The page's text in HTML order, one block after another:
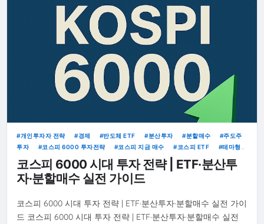
개인투자자 전략 경제 반도체 ETF 분산투자 분할매수
주도주
투자
코스피 6000 투자전략 코스피 지금 매수 코스피 ETF
테마형
ETF
코스피 6000 시대 투자 전략 | ETF·분산투
자·분할매수 실전 가이드
코스피 6000 시대 투자 전략 | ETF·분산투자·분할매수 실전 가이
드 코스피 6000 시대 투자 전략 | ETF·분산투자·분할매수 실전